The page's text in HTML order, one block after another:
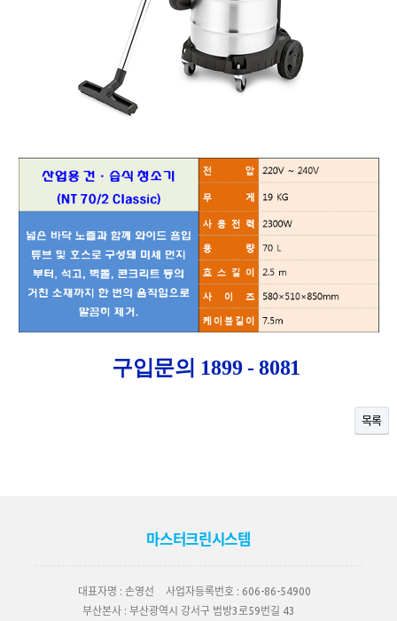
구입문의 1899 - 8081
목록
마스터크린시스템
대표자명 : 손영선 사업자등록번호 : 606-86-54900
부산본사 : 부산광역시 강서구 범방3로59번길 43